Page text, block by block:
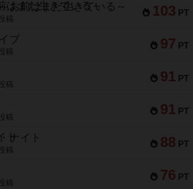
103 PT
前はまだ生きている～
稿
97 PT
ブ
稿
91 PT
稿
91 PT
稿
88 PT
ナイト
稿
76 PT
稿